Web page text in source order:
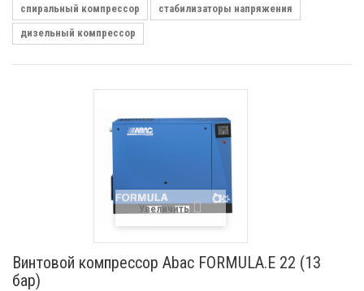
спиральный компрессор
стабилизаторы напряжения
дизельный компрессор
Увеличить
Винтовой компрессор Abac FORMULA.E 22 (13
бар)